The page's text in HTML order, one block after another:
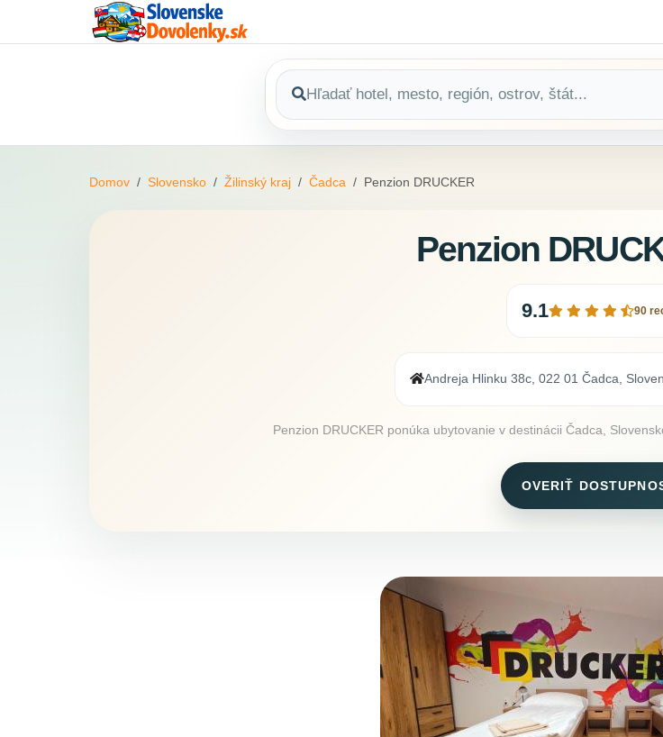
Domov Slovensko Žilinský kraj Čadca Penzion DRUCKER
Penzion
9.1 90
Andreja Hlinku 38c, 022 01 Čadca,
Penzion DRUCKER ponúka ubytovanie v destinácii Čadca,
OVERIŤ